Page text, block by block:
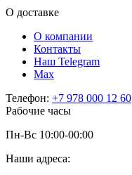
О доставке
О компании
Контакты
Наш Telegram
Мах
Телефон: +7 978 000 12 60
Рабочие часы
Пн-Вс 10:00-00:00
Наши адреса: